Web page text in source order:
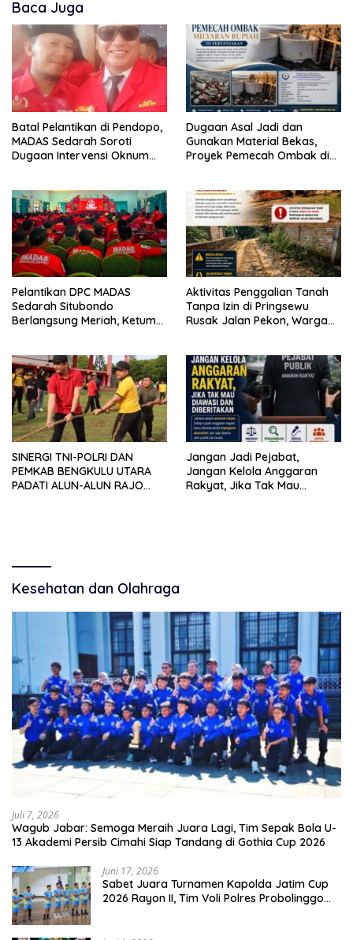
Baca Juga
Batal Pelantikan di Pendopo,
MADAS Sedarah Soroti
Dugaan Intervensi Oknum
Dugaan Asal Jadi dan
Gunakan Material Bekas,
Proyek Pemecah Ombak di
Pelantikan DPC MADAS
Sedarah Situbondo
Berlangsung Meriah, Ketum
Masyarakat
Aktivitas Penggalian Tanah
Tanpa Izin di Pringsewu
Rusak Jalan Pekon, Warga
SINERGI TNI-POLRI DAN
PEMKAB BENGKULU UTARA
PADATI ALUN-ALUN RAJO
Jangan Jadi Pejabat,
Jangan Kelola Anggaran
Rakyat, Jika Tak Mau
Kesehatan dan Olahraga
Juli 7, 2026
Wagub Jabar: Semoga Meraih Juara Lagi, Tim Sepak Bola U-
13 Akademi Persib Cimahi Siap Tandang di Gothia Cup 2026
Juni 17, 2026
Sabet Juara Turnamen Kapolda Jatim Cup
2026 Rayon II, Tim Voli Polres Probolinggo